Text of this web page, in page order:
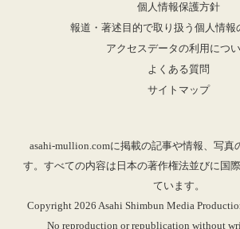
個人情報保護方針
報道・著述目的で取り扱う個人情報
アクセスデータの利用につ
よくある質問
サイトマップ
asahi-mullion.comに掲載の記事や情報、写真
す。すべての内容は日本の著作権法並びに国
ています。
Copyright 2026 Asahi Shimbun Media
No reproduction or republication without